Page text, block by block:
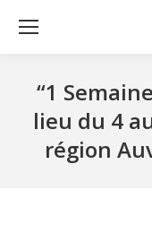
“1
lieu du 4
région